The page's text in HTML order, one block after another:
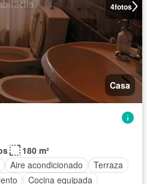
4fotos
Casa
180 m²
Aire acondicionado
Terraza
Cocina equipada